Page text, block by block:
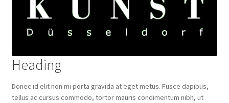
Heading
Donec id elit non mi porta gravida at eget metus. Fusce dapibus,
tellus ac cursus commodo, tortor mauris condimentum nibh, ut